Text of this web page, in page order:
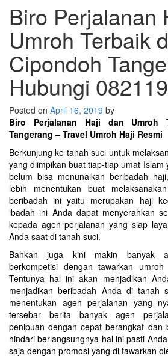
Biro Perjalanan
Umroh Terbaik
Cipondoh
Hubungi
Posted on April 16, 2019 by
Biro Perjalanan Haji dan Umroh
Tangerang – Travel Umroh Haji Resmi
Berkunjung ke tanah suci untuk
yang diimpikan buat tiap-tiap umat Islam
belum bisa menunaikan beribadah
lebih menentukan buat
beribadah ini yaitu merupakan haji
ibadah ini Anda dapat menyerahkan
kepada agen perjalanan yang siap
Anda saat di tanah suci.
Bahkan juga kini makin banyak
berkompetisi dengan tawarkan
Tentunya hal ini akan menjadikan
menjadikan beribadah Anda di tanah
menentukan agen perjalanan yang
tersebar berita banyak agen
penipuan dengan cepat berangkat dan
hindari berlangsungnya hal ini pasti
saja dengan promosi yang di tawarkan